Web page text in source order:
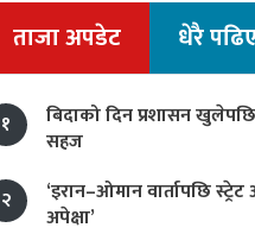
ताजा अपडेट धेरै
१
बिदाको दिन प्रशासन खुलेपछि
सहज
२
‘इरान–ओमान वार्तापछि
अपेक्षा’